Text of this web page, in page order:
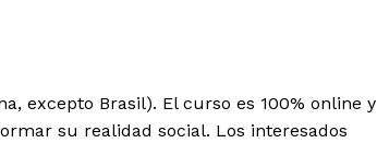
excepto Brasil). El curso es 100% online y
su realidad social. Los interesados